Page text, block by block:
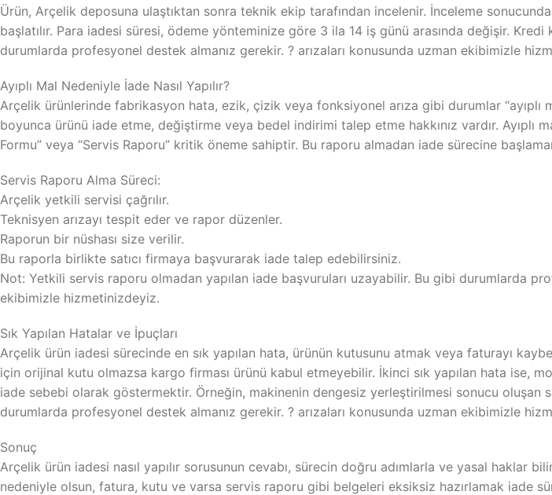
Ürün, Arçelik deposuna ulaştıktan sonra teknik ekip tarafından incelenir. İnceleme
başlatılır. Para iadesi süresi, ödeme yönteminize göre 3 ila 14 iş günü arasında değişir. Kredi
durumlarda profesyonel destek almanız gerekir. ? arızaları konusunda uzman ekibimizle
Ayıplı Mal Nedeniyle İade Nasıl Yapılır?
Arçelik ürünlerinde fabrikasyon hata, ezik, çizik veya fonksiyonel arıza gibi durumlar “ayıplı
boyunca ürünü iade etme, değiştirme veya bedel indirimi talep etme hakkınız vardır. Ayıplı
Formu” veya “Servis Raporu” kritik öneme sahiptir. Bu raporu almadan iade sürecine
Servis Raporu Alma Süreci:
Arçelik yetkili servisi çağrılır.
Teknisyen arızayı tespit eder ve rapor düzenler.
Raporun bir nüshası size verilir.
Bu raporla birlikte satıcı firmaya başvurarak iade talep edebilirsiniz.
Not: Yetkili servis raporu olmadan yapılan iade başvuruları uzayabilir. Bu gibi durumlarda
ekibimizle hizmetinizdeyiz.
Sık Yapılan Hatalar ve İpuçları
Arçelik ürün iadesi sürecinde en sık yapılan hata, ürünün kutusunu atmak veya faturayı
için orijinal kutu olmazsa kargo firması ürünü kabul etmeyebilir. İkinci sık yapılan hata ise,
iade sebebi olarak göstermektir. Örneğin, makinenin dengesiz yerleştirilmesi sonucu
durumlarda profesyonel destek almanız gerekir. ? arızaları konusunda uzman ekibimizle
Sonuç
Arçelik ürün iadesi nasıl yapılır sorusunun cevabı, sürecin doğru adımlarla ve yasal haklar
nedeniyle olsun, fatura, kutu ve varsa servis raporu gibi belgeleri eksiksiz hazırlamak iade